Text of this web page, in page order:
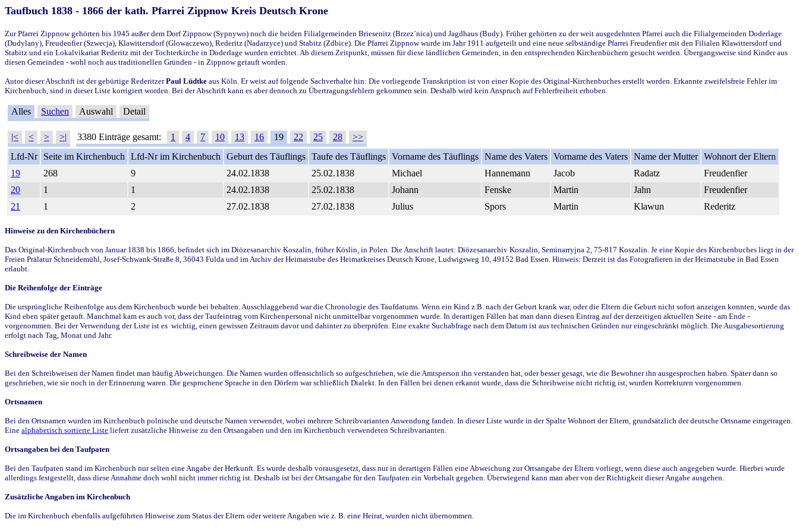
Taufbuch 1838 - 1866 der kath. Pfarrei Zippnow Kreis Deutsch Krone
Zur Pfarrei Zippnow gehörten bis 1945 außer dem Dorf Zippnow (Sypnywo) noch die beiden Filialgemeinden Briesenitz (Brzez`nica) und Jagdhaus (Budy). Früher gehörten zu der weit ausgedehnten Pfarrei auch die Filialgemeinden Doderlage
(Dudylany), Freudenfier (Szwecja), Klawittersdorf (Glowaczewo), Rederitz (Nadarzyce) und Stabitz (Zdbice). Die Pfarrei Zippnow wurde im Jahr 1911 aufgeteilt und eine neue selbständige Pfarrei Freudenfier mit den Filialen Klawittersdorf und
Stabitz und ein Lokalvikariat Rederitz mit der Tochterkirche in Doderlage wurden errichtet. Ab diesem Zeitpunkt, müssen für diese ländlichen Gemeinden, in den entsprechenden Kirchenbüchern gesucht werden. Übergangsweise sind Kinder aus
diesen Gemeinden - wohl noch aus traditionellen Gründen - in Zippnow getauft worden.
Autor dieser Abschrift ist der gebürtige RederitzerPaul Lüdtke aus Köln. Er weist auf folgende Sachverhalte hin: Die vorliegende Transkription ist von einer Kopie des Original-Kirchenbuches erstellt worden. Erkannte zweifelsfreie Fehler im
Kirchenbuch, sind in dieser Liste korrigiert worden. Bei der Abschrift kann es aber dennoch zu Übertragungsfehlern gekommen sein. Deshalb wird kein Anspruch auf Fehlerfreiheit erhoben.
Alles Suchen Auswahl Detail
|< < > >| 3380 Einträge gesamt: 1 4 7 10 13 16 19 22 25 28
>>
Lfd-Nr
Seite im Kirchenbuch Lfd-Nr im Kirchenbuch Geburt des Täuflings Taufe des Täuflings Vorname des Täuflings Name des Vaters Vorname des Vaters Name der Mutter Wohnort der Eltern
19
268 9 24.02.1838 25.02.1838 Michael Hannemann Jacob Radatz
Freudenfier
20
1 1 24.02.1838 25.02.1838 Johann Fenske Martin Jahn
Freudenfier
21
1 2 27.02.1838 27.02.1838 Julius Spors Martin Klawun Rederitz
Hinweise zu den Kirchenbüchern
Das Original-Kirchenbuch von Januar 1838 bis 1866, befindet sich im Diözesanarchiv Koszalin, früher Köslin, in Polen. Die Anschrift lautet: Diözesanarchiv Koszalin, Seminarryjna 2, 75-817 Koszalin. Je eine Kopie des Kirchenbuches liegt in der
Freien Prälatur Schneidemühl, Josef-Schwank-Straße 8, 36043 Fulda und im Archiv der Heimatstube des Heimatkreises Deutsch Krone, Ludwigsweg 10, 49152 Bad Essen. Hinweis: Derzeit ist das Fotografieren in der Heimatstube in Bad Essen
erlaubt.
Die Reihenfolge der Einträge
Die ursprüngliche Reihenfolge aus dem Kirchenbuch wurde bei behalten. Ausschlaggebend war die Chronologie des Taufdatums. Wenn ein Kind z.B. nach der Geburt krank war, oder die Eltern die Geburt nicht sofort anzeigen konnten, wurde das
Kind eben später getauft. Manchmal kam es auch vor, dass der Taufeintrag vom Kirchenpersonal nicht unmittelbar vorgenommen wurde. In derartigen Fällen hat man dann diesen Eintrag auf der derzeitigen aktuellen Seite - am Ende -
vorgenommen. Bei der Verwendung der Liste ist es wichtig, einen gewissen Zeitraum davor und dahinter zu überprüfen. Eine exakte Suchabfrage nach dem Datum ist aus technischen Gründen nur eingeschränkt möglich. Die Ausgabesortierung
erfolgt nach Tag, Monat und Jahr.
Schreibweise der Namen
Bei den Schreibweisen der Namen findet man häufig Abweichungen. Die Namen wurden offensichtlich so aufgeschrieben, wie die Amtsperson ihn verstanden hat, oder besser gesagt, wie die Bewohner ihn ausgesprochen haben. Später dann so
geschrieben, wie sie noch in der Erinnerung waren. Die gesprochene Sprache in den Dörfern war schließlich Dialekt. In den Fällen bei denen erkannt wurde, dass die Schreibweise nicht richtig ist, wurden Korrekturen vorgenommen.
Ortsnamen
Bei den Ortsnamen wurden im Kirchenbuch polnische und deutsche Namen verwendet, wobei mehrere Schreibvarianten Anwendung fanden. In dieser Liste wurde in der Spalte Wohnort der Eltern, grundsätzlich der deutsche Ortsname eingetragen.
Eine alphabetisch sortierte Liste liefert zusätzliche Hinweise zu den Ortsangaben und den im Kirchenbuch verwendeten Schreibvarianten.
Ortsangaben bei den Taufpaten
Bei den Taufpaten stand im Kirchenbuch nur selten eine Angabe der Herkunft. Es wurde deshalb vorausgesetzt, dass nur in derartigen Fällen eine Abweichung zur Ortsangabe der Eltern vorliegt, wenn diese auch angegeben wurde. Hierbei wurde
allerdings festgestellt, dass diese Annahme doch wohl nicht immer richtig ist. Deshalb ist bei der Ortsangabe für den Taufpaten ein Vorbehalt gegeben. Überwiegend kann man aber von der Richtigkeit dieser Angabe ausgehen.
Zusätzliche Angaben im Kirchenbuch
Die im Kirchenbuch ebenfalls aufgeführten Hinweise zum Status der Eltern oder weitere Angaben wie z. B. eine Heirat, wurden nicht übernommen.